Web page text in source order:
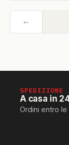
←
SPEDIZIONE
A casa in
Ordini entro